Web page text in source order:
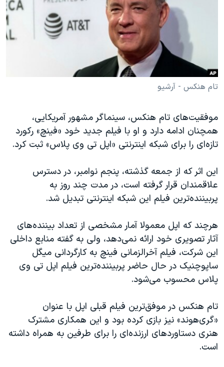
فرهنگ و زندگی
حقوق شهروندی
اقتصادی
علم و فناوری
اسرائیل در جنگ
آرشیو پخش زنده
مستندها
انتخابات ریاست جمهوری آمریکا ۲۰۲۴
حمله جمهوری اسلامی به اسرائیل
رمز مهسا
ورزش زنان در ایران
مجموعه مستندهای دادخواهی
تریبونال مردمی آبان ۹۸
چهل سال گروگان‌گیری
قانون شفافیت دارائی کادر رهبری ایران
اسرائیل در جنگ
نرگس محمدی برنده جایزه نوبل صلح
همایش محافظه‌کاران آمریکا «سی‌پک»
صفحه‌های ویژه
زبانهای مختلف
تام هنکس - آرشیو
موفقیت‌های تام هنکس، سینماگر مشهور آمریکایی،
همچنان ادامه دارد و او با فیلم جدید خود «فینچ» رکورد
تازه‌ای را برای شبکه اینترنتی «اپل تی‌ وی پلاس» ثبت کرد.
این اثر که از جمعه گذشته، پنجم نوامبر، در دسترس
علاقمندان قرار گرفته است، در مدت چند روز به
پربیننده‌ترین فیلم این شبکه اینترنتی تبدیل شد.
هرچند که اپل معمولا آمار مشخصی از تعداد بیننده‌های
آثار تصویری خود ارائه نمی‌دهد، ولی به گفته منابع داخلی
این شرکت، فیلم آخرالزمانی فینچ به کارگردانی میگل
ساپوچنیک در حال حاضر پربیننده‌ترین فیلم اپل تی وی
پلاس محسوب می‌شود.
تام هنکس در موفق‌ترین فیلم قبلی اپل با عنوان
«گری‌هوند» نیز بازی کرده بود و این همکاری مشترک
هنری دستاوردهای ارزنده‌ای را برای طرفین به همراه داشته
است.